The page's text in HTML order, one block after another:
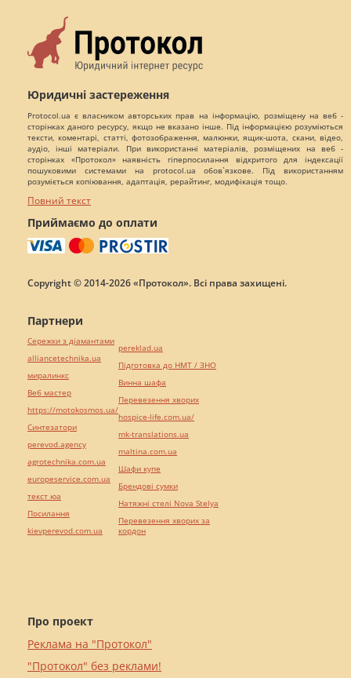
Юридичні застереження
Protocol.ua є власником авторських прав на інформацію, розміщену на веб -
сторінках даного ресурсу, якщо не вказано інше. Під інформацією розуміються
тексти, коментарі, статті, фотозображення, малюнки, ящик-шота, скани, відео,
аудіо, інші матеріали. При використанні матеріалів, розміщених на веб -
сторінках «Протокол» наявність гіперпосилання відкритого для індексації
пошуковими системами на protocol.ua обов`язкове. Під використанням
розуміється копіювання, адаптація, рерайтинг, модифікація тощо.
Повний текст
Приймаємо до оплати
Copyright © 2014-2026 «Протокол». Всі права захищені.
Про проект
Реклама на "Протокол"
"Протокол" без реклами!
Партнери
Сережки з діамантами
alliancetechnika.ua
миралинкс
Веб мастер
https://motokosmos.ua/
Синтезатори
perevod.agency
agrotechnika.com.ua
europeservice.com.ua
текст юа
Посилання
kievperevod.com.ua
pereklad.ua
Підготовка до НМТ / ЗНО
Винна шафа
Перевезення хворих
hospice-life.com.ua/
mk-translations.ua
maltina.com.ua
Шафи купе
Брендові сумки
Натяжні стелі Nova Stelya
Перевезення хворих за
кордон